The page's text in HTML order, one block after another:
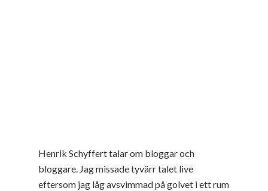
Henrik Schyffert talar om bloggar och
bloggare. Jag missade tyvärr talet live
eftersom jag låg avsvimmad på golvet i ett rum